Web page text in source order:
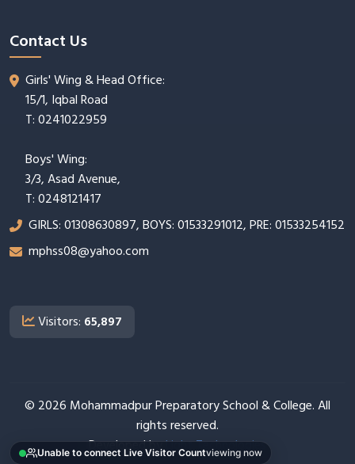
Unable to connect Live Visitor Countviewing now
Contact Us
Girls' Wing & Head Office:
15/1, Iqbal Road
T: 0241022959
Boys' Wing:
3/3, Asad Avenue,
T: 0248121417
GIRLS: 01308630897, BOYS: 01533291012, PRE: 01533254152
mphss08@yahoo.com
Visitors: 65,897
© 2026 Mohammadpur Preparatory School & College. All
rights reserved.
Developed byLight Technologies